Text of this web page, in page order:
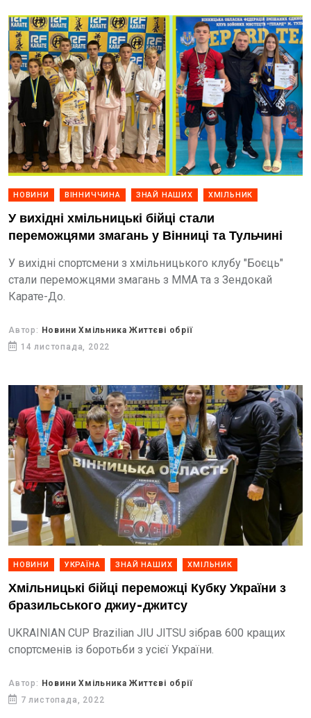
НОВИНИ ВІННИЧЧИНА ЗНАЙ НАШИХ ХМІЛЬНИК
У вихідні хмільницькі бійці стали
переможцями змагань у Вінниці та Тульчині
У вихідні спортсмени з хмільницького клубу "Боєць"
стали переможцями змагань з ММА та з Зендокай
Карате-До.
Автор: Новини Хмільника Життєві обрії
14 листопада, 2022
НОВИНИ УКРАЇНА ЗНАЙ НАШИХ ХМІЛЬНИК
Хмільницькі бійці переможці Кубку України з
бразильського джиу-джитсу
UKRAINIAN CUP Brazilian JIU JITSU зібрав 600 кращих
спортсменів із боротьби з усієї України.
Автор: Новини Хмільника Життєві обрії
7 листопада, 2022